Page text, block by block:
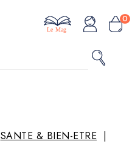
0
Le Mag
SANTE & BIEN-ETRE